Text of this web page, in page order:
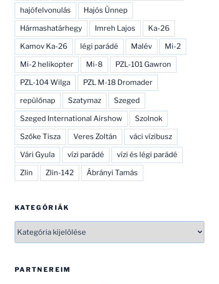
hajófelvonulás Hajós Ünnep
Hármashatárhegy Imreh Lajos Ka-26
Kamov Ka-26 légi parádé Malév Mi-2
Mi-2 helikopter Mi-8 PZL-101 Gawron
PZL-104 Wilga PZL M-18 Dromader
repülőnap Szatymaz Szeged
Szeged International Airshow Szolnok
Szőke Tisza Veres Zoltán váci vízibusz
Vári Gyula vízi parádé vízi és légi parádé
Zlin Zlin-142 Ábrányi Tamás
KATEGÓRIÁK
PARTNEREIM